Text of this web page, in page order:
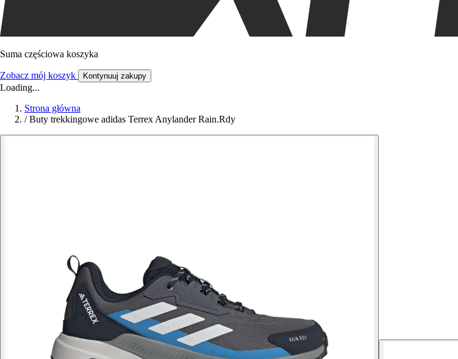
Suma częściowa koszyka
Zobacz mój koszyk Kontynuuj zakupy
Loading...
Strona główna
/ Buty trekkingowe adidas Terrex Anylander Rain.Rdy